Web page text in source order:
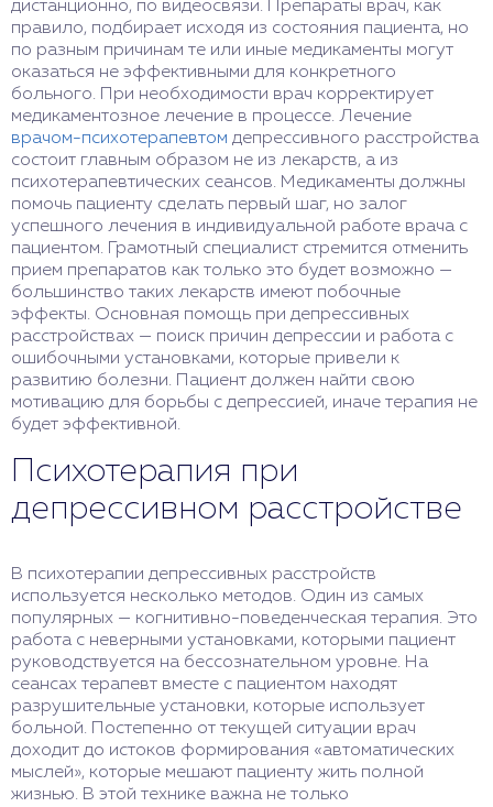
дистанционно, по видеосвязи. Препараты врач, как
правило, подбирает исходя из состояния пациента, но
по разным причинам те или иные медикаменты могут
оказаться не эффективными для конкретного
больного. При необходимости врач корректирует
медикаментозное лечение в процессе. Лечение
врачом-психотерапевтом депрессивного расстройства
состоит главным образом не из лекарств, а из
психотерапевтических сеансов. Медикаменты должны
помочь пациенту сделать первый шаг, но залог
успешного лечения в индивидуальной работе врача с
пациентом. Грамотный специалист стремится отменить
прием препаратов как только это будет возможно —
большинство таких лекарств имеют побочные
эффекты. Основная помощь при депрессивных
расстройствах — поиск причин депрессии и работа с
ошибочными установками, которые привели к
развитию болезни. Пациент должен найти свою
мотивацию для борьбы с депрессией, иначе терапия не
будет эффективной.
Психотерапия при
депрессивном расстройстве
В психотерапии депрессивных расстройств
используется несколько методов. Один из самых
популярных — когнитивно-поведенческая терапия. Это
работа с неверными установками, которыми пациент
руководствуется на бессознательном уровне. На
сеансах терапевт вместе с пациентом находят
разрушительные установки, которые использует
больной. Постепенно от текущей ситуации врач
доходит до истоков формирования «автоматических
мыслей», которые мешают пациенту жить полной
жизнью. В этой технике важна не только